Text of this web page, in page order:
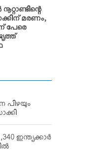
മരണം,
പേരെ
പിഴയും
ഇന്ത്യക്കാര്‍